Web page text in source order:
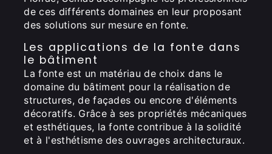
de ces différents domaines en leur proposant
des solutions sur mesure en fonte.
Les applications de la fonte dans
le bâtiment
La fonte est un matériau de choix dans le
domaine du bâtiment pour la réalisation de
structures, de façades ou encore d'éléments
décoratifs. Grâce à ses propriétés mécaniques
et esthétiques, la fonte contribue à la solidité
et à l'esthétisme des ouvrages architecturaux.